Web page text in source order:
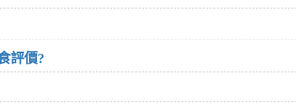
評價?